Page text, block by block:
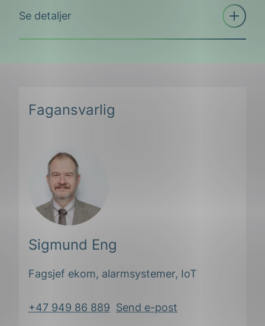
Se detaljer
Åpne
trekkspill
Fagansvarlig
Sigmund Eng
Fagsjef ekom, alarmsystemer, IoT
+47 949 86 889 Send e-post